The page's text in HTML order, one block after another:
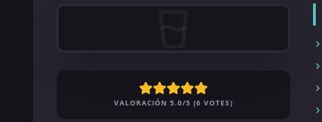
VALORACIÓN 5.0/5 (6 VOTES)